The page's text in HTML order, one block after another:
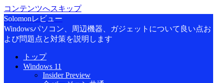
コンテンツへスキップ
Solomonレビュー
Windowsパソコン、周辺機器、ガジェットについて良い点お
よび問題点と対策を説明します
トップ
Windows 11
Insider Preview